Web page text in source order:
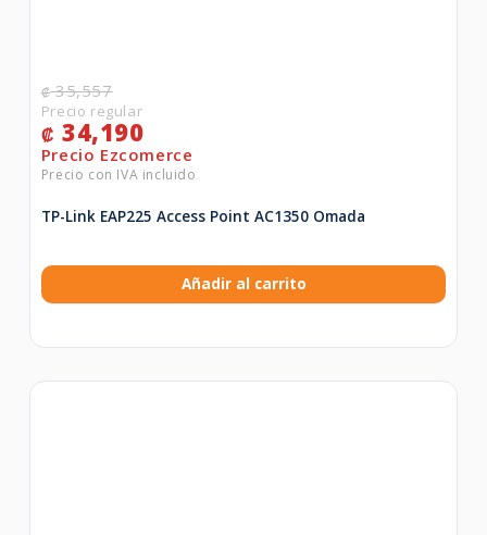
₡35,557
₡ 34,190
TP-Link EAP225 Access Point AC1350 Omada
Añadir al carrito